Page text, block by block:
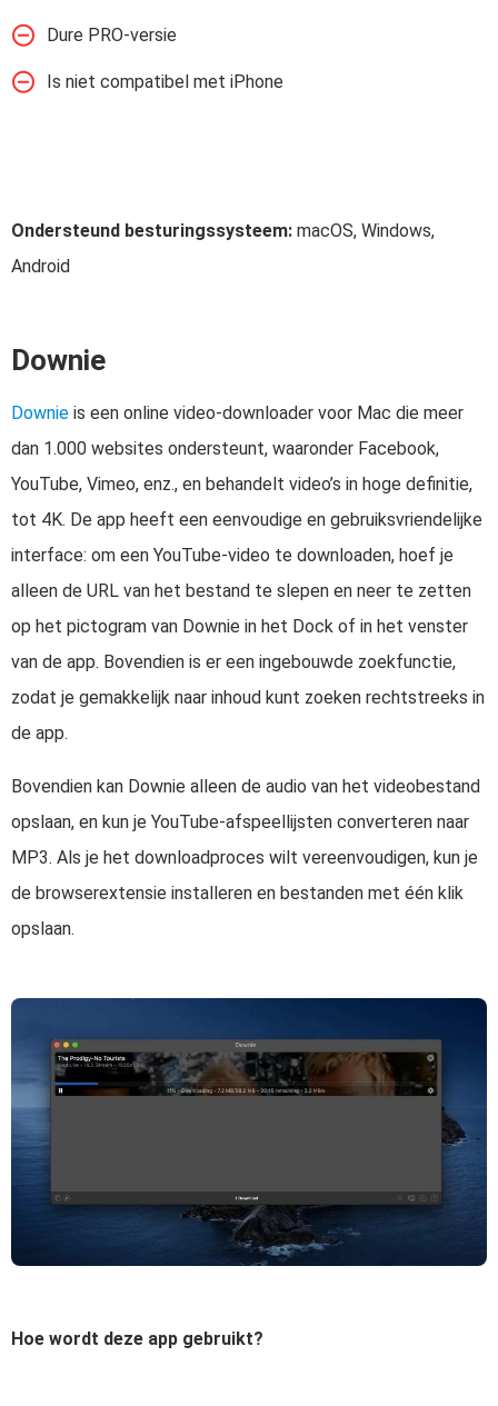
Dure PRO-versie
Is niet compatibel met iPhone
Ondersteund besturingssysteem: macOS, Windows,
Android
Downie
Downie is een online video-downloader voor Mac die meer
dan 1.000 websites ondersteunt, waaronder Facebook,
YouTube, Vimeo, enz., en behandelt video’s in hoge definitie,
tot 4K. De app heeft een eenvoudige en gebruiksvriendelijke
interface: om een YouTube-video te downloaden, hoef je
alleen de URL van het bestand te slepen en neer te zetten
op het pictogram van Downie in het Dock of in het venster
van de app. Bovendien is er een ingebouwde zoekfunctie,
zodat je gemakkelijk naar inhoud kunt zoeken rechtstreeks in
de app.
Bovendien kan Downie alleen de audio van het videobestand
opslaan, en kun je YouTube-afspeellijsten converteren naar
MP3. Als je het downloadproces wilt vereenvoudigen, kun je
de browserextensie installeren en bestanden met één klik
opslaan.
Hoe wordt deze app gebruikt?